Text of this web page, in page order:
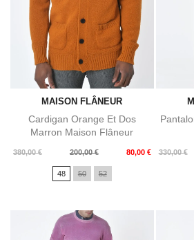
MAISON FLÂNEUR
Cardigan Orange Et Dos
Marron Maison Flâneur
380,00 €
Prix
200,00 € 80,00 €
Prix
48 50 52
330,00 €
Prix
Prix